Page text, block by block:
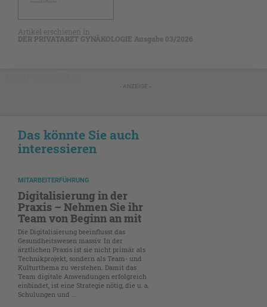
Artikel erschienen in
DER PRIVATARZT GYNÄKOLOGIE Ausgabe 03/2026
- ANZEIGE -
Das könnte Sie auch
interessieren
MITARBEITERFÜHRUNG
Digitalisierung in der
Praxis – Nehmen Sie ihr
Team von Beginn an mit
Die Digitalisierung beeinflusst das
Gesundheitswesen massiv. In der
ärztlichen Praxis ist sie nicht primär als
Technikprojekt, sondern als Team- und
Kulturthema zu verstehen. Damit das
Team digitale Anwendungen erfolgreich
einbindet, ist eine Strategie nötig, die u. a.
Schulungen und ...